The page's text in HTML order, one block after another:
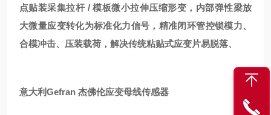
点贴装采集拉杆 / 模板微小拉伸压缩形变，内部弹性梁放
大微量应变转化为标准化力信号，精准闭环管控锁模力、
合模冲击、压装载荷，解决传统粘贴式应变片易脱落、
意大利Gefran 杰佛伦应变母线传感器